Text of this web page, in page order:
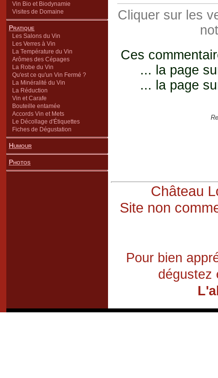
Vin Bio et Biodynamie
Visites de Domaine
Pratique
Les Salons du Vin
Les Verres à Vin
La Température du Vin
Arômes des Cépages
La Robe du Vin
Qu'est ce qu'un Vin Fermé ?
La Minéralité du Vin
La Réduction
Vin et Carafe
Bouteille entamée
Accords Vin et Mets
Le Décollage d'Étiquettes
Fiches de Dégustation
Humour
Photos
Cliquer sur les
Ces
... la page
... la page
Château
Site non
Pour bien
dégustez